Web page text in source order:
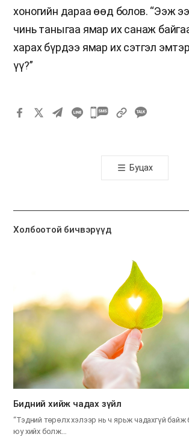
хоногийн дараа өөд болов. “Ээж
чинь таныгаа ямар их санаж
харах бүрдээ ямар их сэтгэл
үү?”
카
톡
공
기
Буцах
Холбоотой бичвэрүүд
​Бидний хийж чадах зүйл
“Тэдний төрөлх хэлээр нь ч ярьж чадахгүй байж
юу хийх болж…